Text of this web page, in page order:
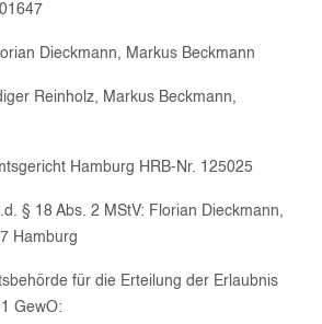
Dieckmann, Markus Beckmann
Reinholz, Markus Beckmann,
Hamburg HRB-Nr. 125025
§ 18 Abs. 2 MStV: Florian Dieckmann,
Hamburg
für die Erteilung der Erlaubnis
GewO: